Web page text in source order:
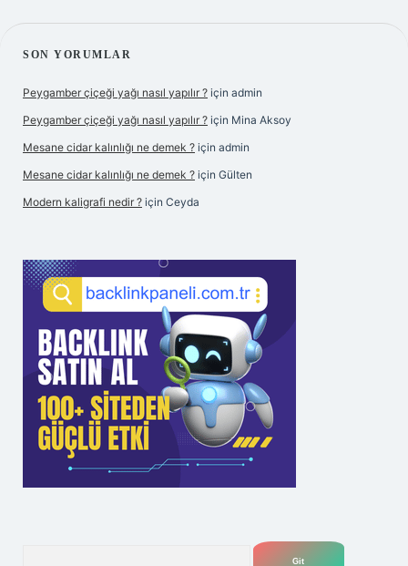
SIDEBAR
SON YORUMLAR
Peygamber çiçeği yağı nasıl yapılır ? için admin
Peygamber çiçeği yağı nasıl yapılır ? için Mina Aksoy
Mesane cidar kalınlığı ne demek ? için admin
Mesane cidar kalınlığı ne demek ? için Gülten
Modern kaligrafi nedir ? için Ceyda